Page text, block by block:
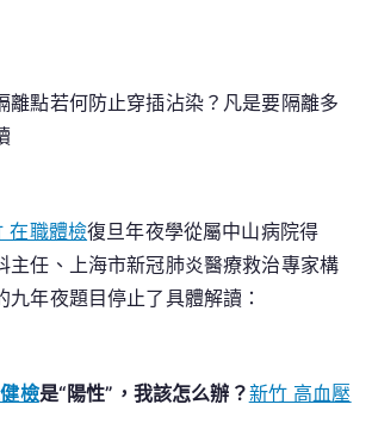
離點若何防止穿插沾染？凡是要隔離多
在職體檢復旦年夜學從屬中山病院得
主任、上海市新冠肺炎醫療救治專家構
九年夜題目停止了具體解讀：
檢是“陽性”，我該怎么辦？新竹 高血壓